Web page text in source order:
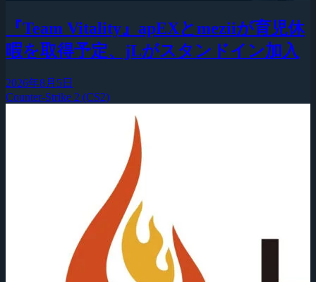
『Team Vitality』apEXとmeziiが育児休
暇を取得予定、jLがスタンドイン加入
2026年8月5日
Counter-Strike 2 (CS2)